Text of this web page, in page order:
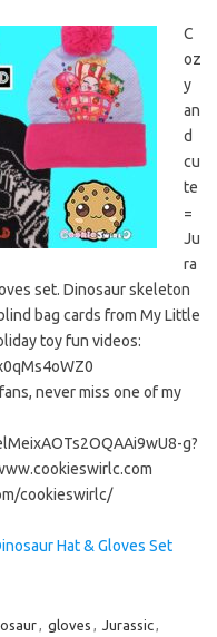
C
oz
y
an
d
cu
te
=
Ju
ra
set. Dinosaur skeleton
bag cards from My Little
toy fun videos:
fans, never miss one of my
g?
cookieswirlc/
Hat & Gloves Set
, gloves , Jurassic,